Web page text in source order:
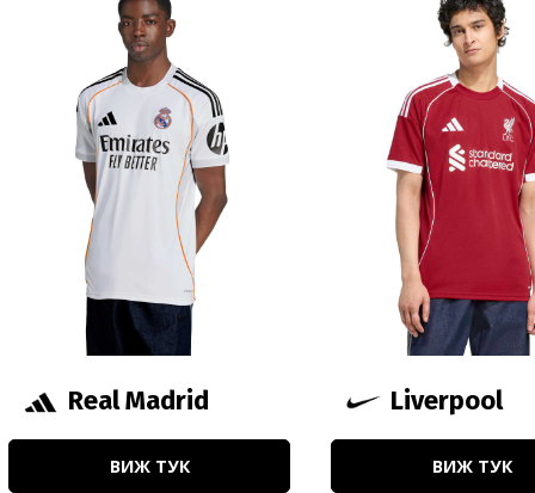
Real Madrid
ВИЖ ТУК
Liverpool
ВИЖ ТУК